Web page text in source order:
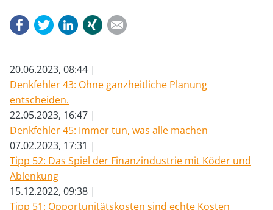
FacebookTwitterLinkedIn
Xing
20.06.2023, 08:44
Denkfehler 43: Ohne ganzheitliche Planung
entscheiden.
22.05.2023, 16:47
Denkfehler 45: Immer tun, was alle machen
07.02.2023, 17:31
Tipp 52: Das Spiel der Finanzindustrie mit Köder und
Ablenkung
15.12.2022, 09:38
Tipp 51: Opportunitätskosten sind echte Kosten